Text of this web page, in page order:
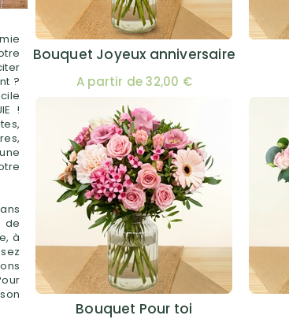
Bouquet Joyeux anniversaire
A partir de 32,00 €
Bouquet Pour toi
?
!
de
à